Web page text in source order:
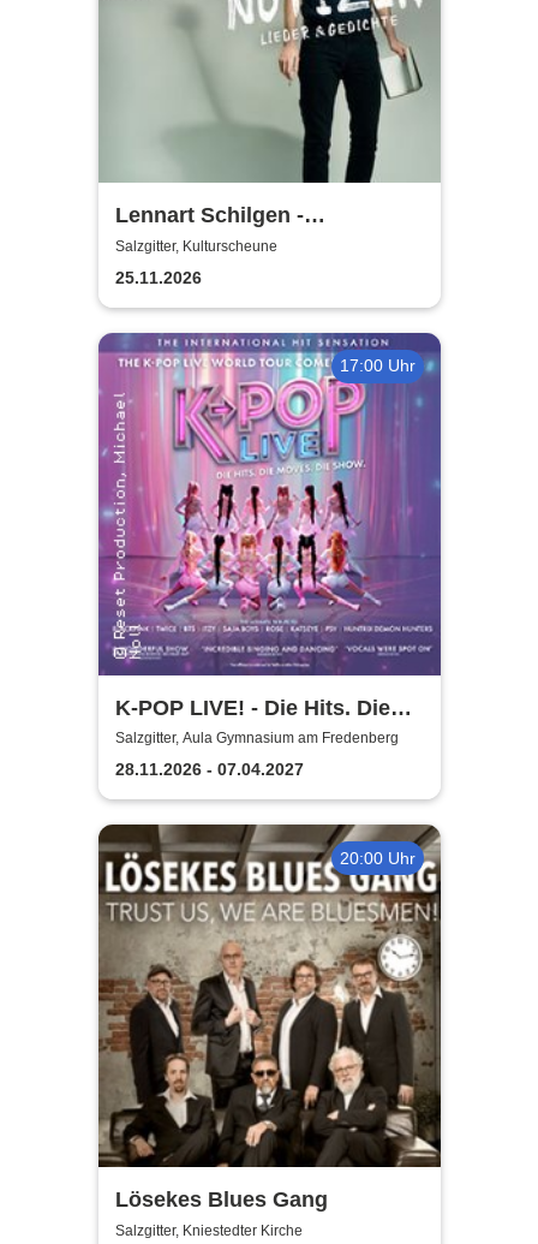
Lennart Schilgen -
Abwesenheitsnotizen
Salzgitter, Kulturscheune
25.11.2026
17:00 Uhr
K-POP LIVE! - Die Hits. Die
Moves. Die Show.
Salzgitter, Aula Gymnasium am Fredenberg
28.11.2026 - 07.04.2027
20:00 Uhr
Lösekes Blues Gang
Salzgitter, Kniestedter Kirche